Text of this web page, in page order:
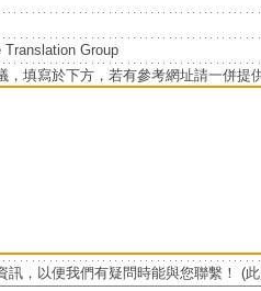
Translation Group
，填寫於下方，若有參考網址請一併提
訊，以便我們有疑問時能與您聯繫！ (